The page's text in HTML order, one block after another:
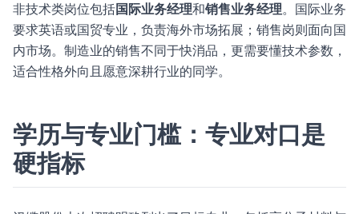
非技术类岗位包括国际业务经理和销售业务经理。国际业务
要求英语或国贸专业，负责海外市场拓展；销售岗则面向国
内市场。制造业的销售不同于快消品，更需要懂技术参数，
适合性格外向且愿意深耕行业的同学。
学历与专业门槛：专业对口是
硬指标